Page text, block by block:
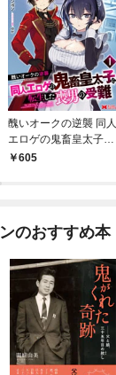
醜いオークの逆襲 同人
エロゲの鬼畜皇太子に
転生した喪男の受難
605
のおすすめ本